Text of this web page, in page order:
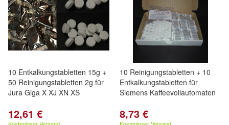
10 Entkalkungstabletten 15g +
50 Reinigungstabletten 2g für
Jura Giga X XJ XN XS
12,61 €
10 Reinigungstabletten + 10
Entkalkungstabletten für
Siemens Kaffeevollautomaten
8,73 €